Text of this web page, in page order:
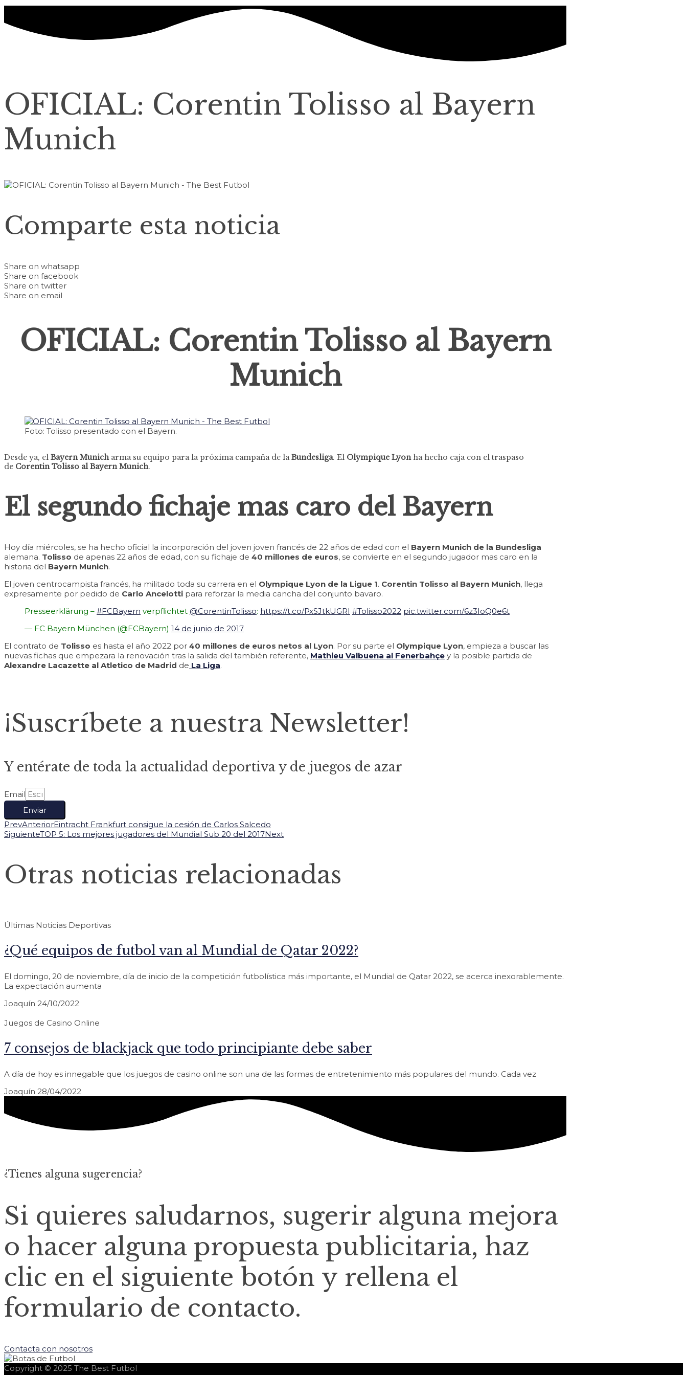
OFICIAL: Corentin Tolisso al Bayern
Munich
Comparte esta noticia
Share on whatsapp
Share on facebook
Share on twitter
Share on email
OFICIAL: Corentin Tolisso al Bayern
Munich
Foto: Tolisso presentado con el Bayern.
Desde ya, el Bayern Municharma su equipo para la próxima campaña de laBundesliga. El Olympique Lyonha hecho caja con el traspaso
de Corentin Tolisso al Bayern Munich.
El segundo fichaje mas caro del Bayern
Hoy día miércoles, se ha hecho oficial la incorporación del joven joven francés de 22 años de edad con el Bayern Munich de la Bundesliga
alemana. Tolisso de apenas 22 años de edad, con su fichaje de 40 millones de euros, se convierte en el segundo jugador mas caro en la
historia del Bayern Munich.
El joven centrocampista francés, ha militado toda su carrera en el Olympique Lyon de la Ligue 1. Corentin Tolisso al Bayern Munich, llega
expresamente por pedido de Carlo Ancelotti para reforzar la media cancha del conjunto bavaro.
Presseerklärung – #FCBayern verpflichtet @CorentinTolisso: https://t.co/PxSJtkUGRI #Tolisso2022 pic.twitter.com/6z3IoQ0e6t
— FC Bayern München (@FCBayern) 14 de junio de 2017
El contrato de Tolisso es hasta el año 2022 por 40 millones de euros netos al Lyon. Por su parte el Olympique Lyon, empieza a buscar las
nuevas fichas que empezara la renovación tras la salida del también referente, Mathieu Valbuena al Fenerbahçe y la posible partida de
Alexandre Lacazette al Atletico de Madrid de La Liga.
¡Suscríbete a nuestra Newsletter!
Y entérate de toda la actualidad deportiva y de juegos de azar
Email
Enviar
PrevAnteriorEintracht Frankfurt consigue la cesión de Carlos Salcedo
SiguienteTOP 5: Los mejores jugadores del Mundial Sub 20 del 2017Next
Otras noticias relacionadas
Últimas Noticias Deportivas
¿Qué equipos de futbol van al Mundial de Qatar 2022?
El domingo, 20 de noviembre, día de inicio de la competición futbolística más importante, el Mundial de Qatar 2022, se acerca inexorablemente.
La expectación aumenta
Joaquín 24/10/2022
Juegos de Casino Online
7 consejos de blackjack que todo principiante debe saber
A día de hoy es innegable que los juegos de casino online son una de las formas de entretenimiento más populares del mundo. Cada vez
Joaquín 28/04/2022
¿Tienes alguna sugerencia?
Si quieres saludarnos, sugerir alguna mejora
o hacer alguna propuesta publicitaria, haz
clic en el siguiente botón y rellena el
formulario de contacto.
Contacta con nosotros
Copyright © 2025 The Best Futbol